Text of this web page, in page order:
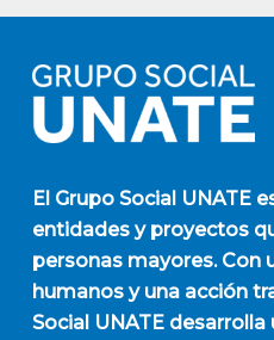
El Grupo Social UNATE
entidades y proyectos
personas mayores. Con
humanos y una acción
Social UNATE